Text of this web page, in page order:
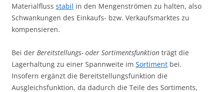
Materialfluss stabil in den Mengenströmen zu halten, also
Schwankungen des Einkaufs- bzw. Verkaufsmarktes zu
kompensieren.
Bei der Bereitstellungs- oder Sortimentsfunktion trägt die
Lagerhaltung zu einer Spannweite im Sortiment bei.
Insofern ergänzt die Bereitstellungsfunktion die
Ausgleichsfunktion, da dadurch die Teile des Sortiments,